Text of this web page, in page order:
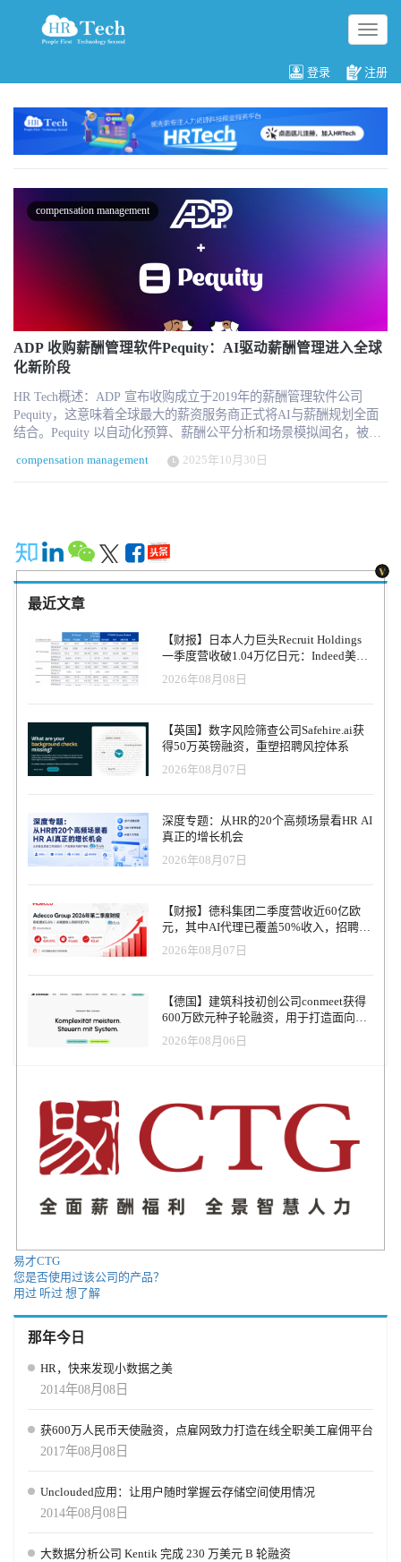
切
换
航
登录 注册
compensation management
ADP 收购薪酬管理软件Pequity：AI驱动薪酬管理进入全球
化新阶段
HR Tech概述：ADP 宣布收购成立于2019年的薪酬管理软件公司
Pequity，这意味着全球最大的薪资服务商正式将AI与薪酬规划全面
结合。Pequity 以自动化预算、薪酬公平分析和场景模拟闻名，被视
为“新一代薪酬操作系统”。Pequity 由 Kaitlyn Knopp 于2019年创立，
仅凭23人团队打造出业内领先的薪酬规划与预算平台，被众多企业
用于全球薪酬管理与公平分析。 2025年10月29日，美国新泽西州罗
驱动的全球薪酬管理领域再下一城。这一并购不仅扩展了ADP在薪
酬规划与透明化方面的产品布局，也为企业在应对复杂法规、薪酬
公平与数据决策方面提供了更强大的支持。 Pequity 成立于2019年，
总部位于旧金山，是一家快速崛起的薪酬管理创新企业。它以“电子
表格式体验+企业级自动化”为核心，为客户提供预算规划、场景模
拟、全球货币计算、薪酬公平分析等功能。短短六年间，这家仅有
23名员工、其中11名工程师的团队，便为员工规模从100到10万人的
企业提供过核心薪酬管理支持，被视为“新一代薪酬操作系统”。
ADP 全球产品与创新总裁 Sreeni Kutam 在声明中表示：“薪酬透明化
法规与人才竞争正推动企业寻求更智能、更灵活的薪酬系统。
Pequity 的加入，让我们能够为客户提供从规划、预算到执行的端到
端AI解决方案。”他强调，此次收购将帮助ADP进一步整合其HR与薪
资平台，提升企业在全球范围内的薪酬决策效率与公平性。 Pequity
联合创始人兼CEO Kaitlyn Knopp 在个人声明中坦言，这次收购不仅
是战略选择，更是使命延续。她写道：“Pequity 一直致力于让企业做
户基础与运营体系，将我们的创新推向更广阔的舞台。”Knopp 还特
别感谢了过去支持Pequity的客户与伙伴：“每一次产品更新、每一次
客户反馈，都是我们前进的动力。如今我们将以更大的能量，继续
在加速。随着薪酬透明法案在美国与欧洲陆续生效，企业迫切需要
从数据、算法到合规的全流程支持，而ADP与Pequity的结合，恰好
补齐了“薪酬决策智能化”的关键环节。 这场收购被视为“大公司平台
业薪酬管理从行政事务走向战略决策，开启全球薪酬智能化的新纪
元。 当AI、数据与公平性成为薪酬管理的新三大关键词，ADP与
Pequity的结合，象征着薪酬科技正式进入“智能融合时代”。在这场
compensation management 2025年10月30日
最近文章
【财报】日本人力巨头Recruit Holdings
一季度营收破1.04万亿日元：Indeed美国
收入逆势增长30%，AI招聘推动利润率升
至47.4%
2026年08月08日
【英国】数字风险筛查公司Safehire.ai获
得50万英镑融资，重塑招聘风控体系
2026年08月07日
深度专题：从HR的20个高频场景看HR AI
真正的增长机会
2026年08月07日
【财报】德科集团二季度营收近60亿欧
元，其中AI代理已覆盖50%收入，招聘服
务进入运营重构阶段
2026年08月07日
【德国】建筑科技初创公司conmeet获得
600万欧元种子轮融资，用于打造面向贸
易和建筑行业的AI操作系统
2026年08月06日
易才CTG
您是否使用过该公司的产品？
用过 听过 想了解
那年今日
HR，快来发现小数据之美
2014年08月08日
获600万人民币天使融资，点雇网致力打造在线全职美工雇佣平台
2017年08月08日
Unclouded应用：让用户随时掌握云存储空间使用情况
2014年08月08日
大数据分析公司 Kentik 完成 230 万美元 B 轮融资